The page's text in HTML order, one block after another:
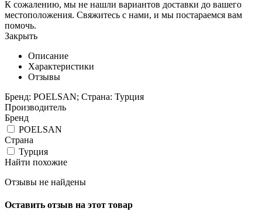
К сожалению, мы не нашли вариантов доставки до вашего
местоположения. Свяжитесь с нами, и мы постараемся вам
помочь.
Закрыть
Описание
Характеристики
Отзывы
Бренд: POELSAN; Страна: Турция
Производитель
Бренд
POELSAN
Страна
Турция
Найти похожие
Отзывы не найдены
Оставить отзыв на этот товар